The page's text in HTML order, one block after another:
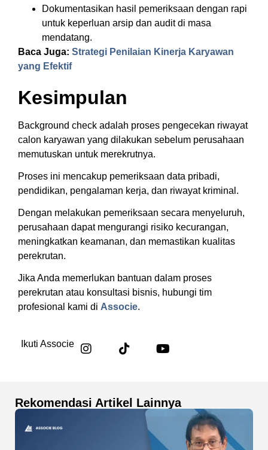
Dokumentasikan hasil pemeriksaan dengan rapi
untuk keperluan arsip dan audit di masa
mendatang.
Baca Juga: Strategi Penilaian Kinerja Karyawan
yang Efektif
Kesimpulan
Background check adalah proses pengecekan riwayat
calon karyawan yang dilakukan sebelum perusahaan
memutuskan untuk merekrutnya.
Proses ini mencakup pemeriksaan data pribadi,
pendidikan, pengalaman kerja, dan riwayat kriminal.
Dengan melakukan pemeriksaan secara menyeluruh,
perusahaan dapat mengurangi risiko kecurangan,
meningkatkan keamanan, dan memastikan kualitas
perekrutan.
Jika Anda memerlukan bantuan dalam proses
perekrutan atau konsultasi bisnis, hubungi tim
profesional kami di Associe.
Ikuti Associe
Rekomendasi Artikel Lainnya